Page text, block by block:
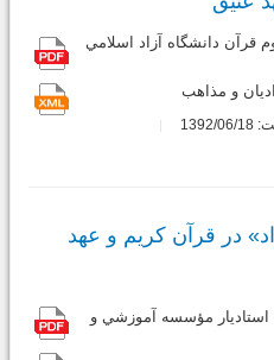
قرآن دانشگاه آزاد اسلامي
و مذاهب
18
در قرآن کریم و عهد
مؤسسه آموزشي و